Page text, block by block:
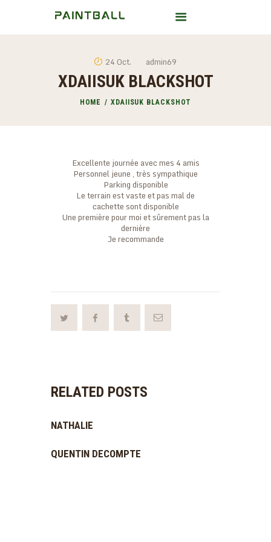
24 Oct. admin69
XDAIISUK BLACKSHOT
HOME XDAIISUK BLACKSHOT
HOME
A PROPOS
Excellente journée avec mes 4 amis
Personnel jeune , très sympathique
Parking disponible
Le terrain est vaste et pas mal de
cachette sont disponible
Une première pour moi et sûrement pas la
dernière
Je recommande
RELATED POSTS
NATHALIE
QUENTIN DECOMPTE